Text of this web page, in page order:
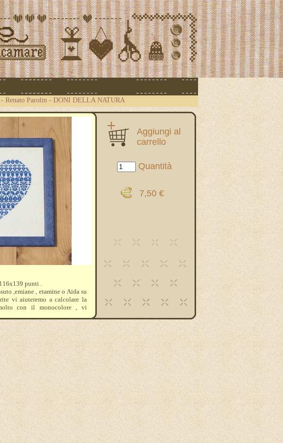
- Renato Parolin - DONI DELLA NATURA
Aggiungi al
carrello
Quantità
7,50 €
punti .
,emiane , etamine o Aida su
vi aiuteremo a calcolare la
con il monocolore , vi
cambio delle cotte di colore .